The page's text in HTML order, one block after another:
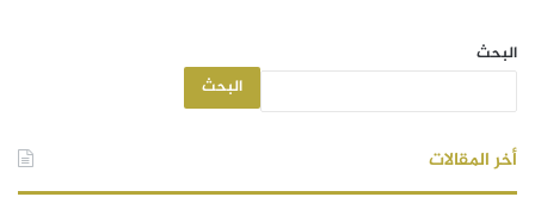
البحث
البحث
أخر المقالات